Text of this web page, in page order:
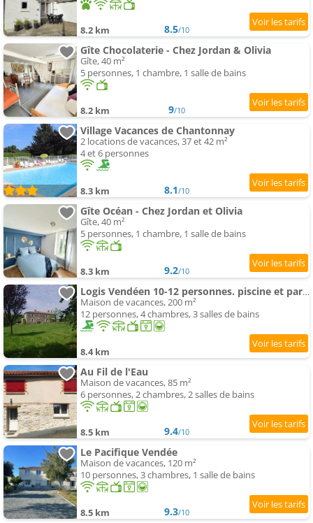
8.2 km 8.5/10
Gîte Chocolaterie - Chez Jordan & Olivia
Gîte, 40 m²
5 personnes, 1 chambre, 1 salle de bains
8.2 km 9/10
Village Vacances de Chantonnay
2 locations de vacances, 37 et 42 m²
4 et 6 personnes
8.3 km 8.1/10
Gîte Océan - Chez Jordan et Olivia
Gîte, 40 m²
5 personnes, 1 chambre, 1 salle de bains
8.3 km 9.2/10
Logis Vendéen 10-12 personnes. piscine et parc.
Maison de vacances, 200 m²
12 personnes, 4 chambres, 3 salles de bains
8.4 km
Au Fil de l'Eau
Maison de vacances, 85 m²
6 personnes, 2 chambres, 2 salles de bains
8.5 km 9.4/10
Le Pacifique Vendée
Maison de vacances, 120 m²
10 personnes, 3 chambres, 1 salle de bains
8.5 km 9.3/10